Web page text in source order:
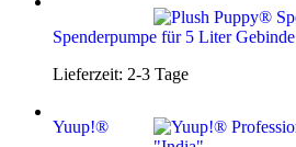
Spenderpumpe für 5 Liter Gebinde
Lieferzeit: 2-3 Tage
Yuup!®